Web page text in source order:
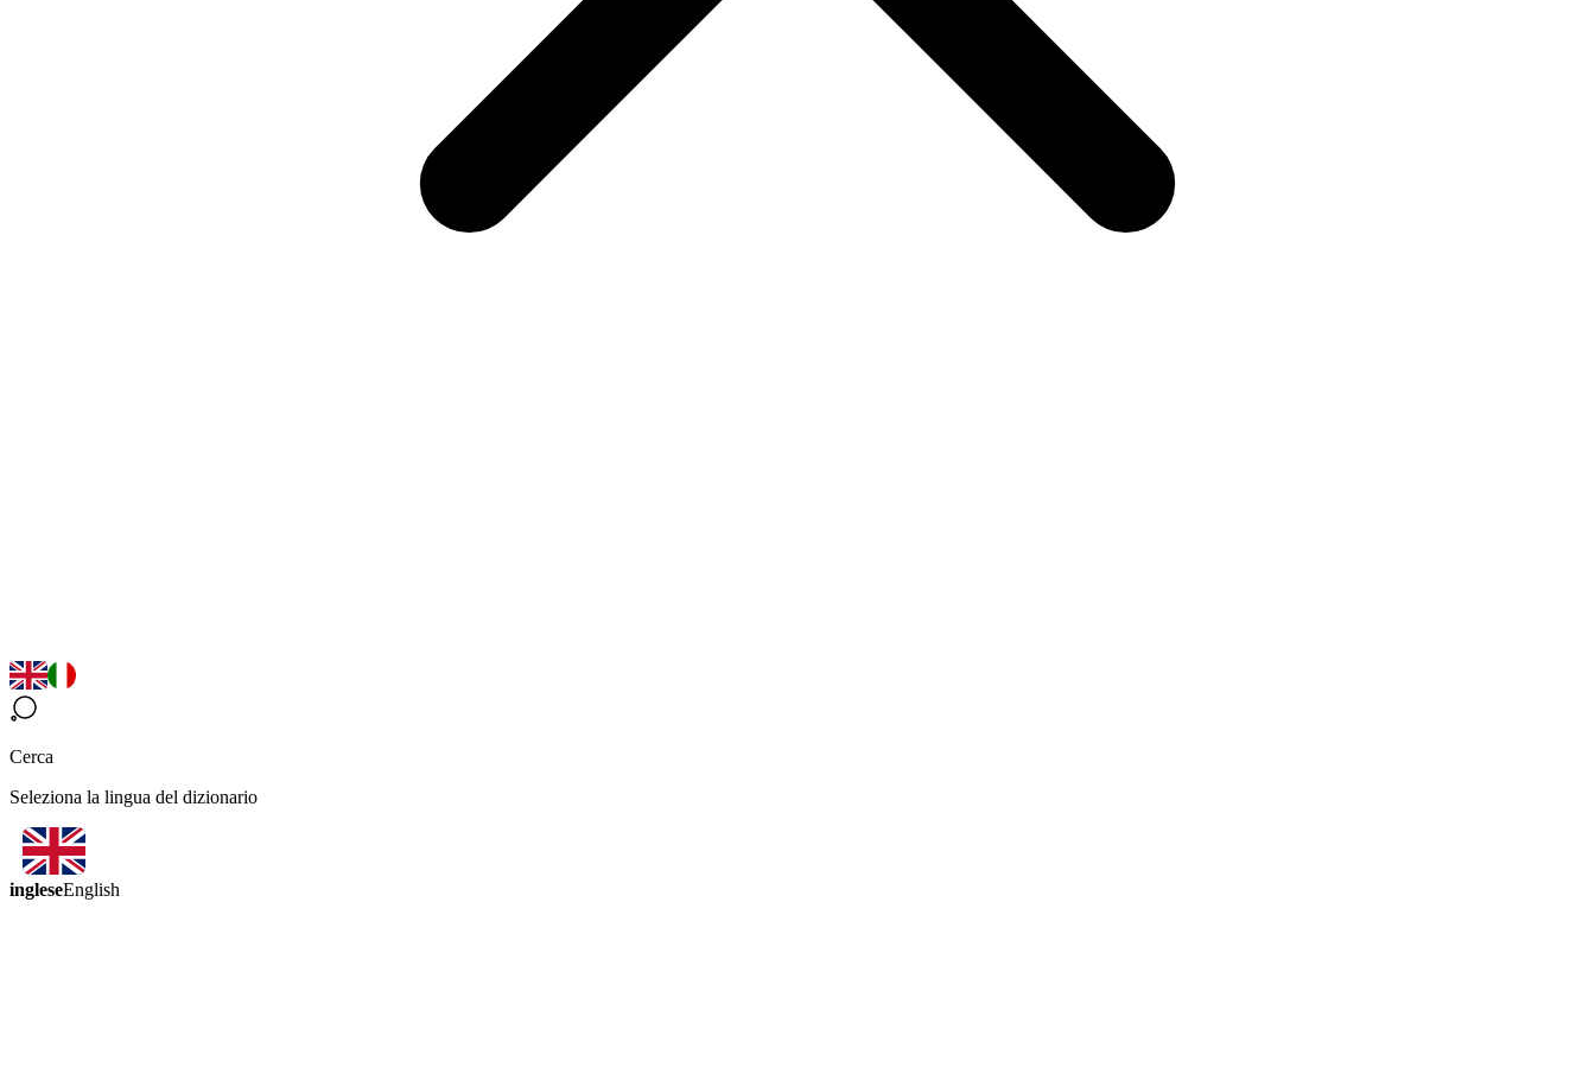
Cerca
Seleziona la lingua del dizionario
ingleseEnglish